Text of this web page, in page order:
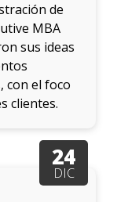
de
MBA
sus ideas
con el foco
clientes.
24
DIC